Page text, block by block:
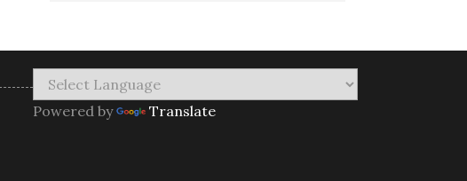
Powered by Translate